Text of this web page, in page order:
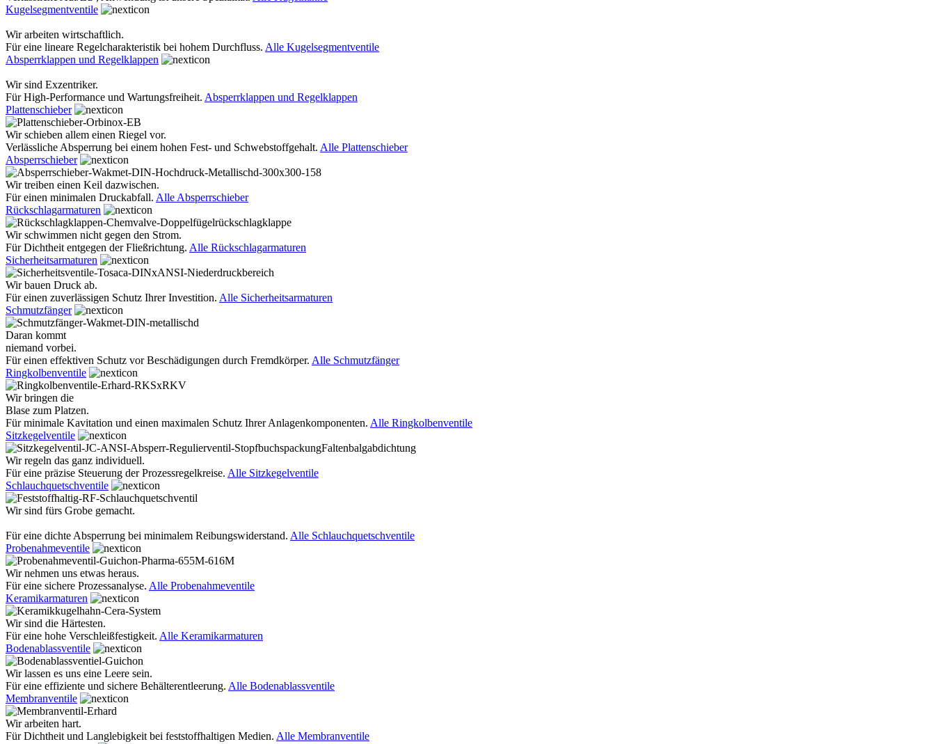
Kugelsegmentventile
Wir arbeiten wirtschaftlich.
Für eine lineare Regelcharakteristik bei hohem Durchfluss. Alle Kugelsegmentventile
Absperrklappen und Regelklappen
Wir sind Exzentriker.
Für High-Performance und Wartungsfreiheit. Absperrklappen und Regelklappen
Plattenschieber
Wir schieben allem einen Riegel vor.
Verlässliche Absperrung bei einem hohen Fest- und Schwebstoffgehalt. Alle Plattenschieber
Absperrschieber
Wir treiben einen Keil dazwischen.
Für einen minimalen Druckabfall. Alle Absperrschieber
Rückschlagarmaturen
Wir schwimmen nicht gegen den Strom.
Für Dichtheit entgegen der Fließrichtung. Alle Rückschlagarmaturen
Sicherheitsarmaturen
Wir bauen Druck ab.
Für einen zuverlässigen Schutz Ihrer Investition. Alle Sicherheitsarmaturen
Schmutzfänger
Daran kommt
niemand vorbei.
Für einen effektiven Schutz vor Beschädigungen durch Fremdkörper. Alle Schmutzfänger
Ringkolbenventile
Wir bringen die
Blase zum Platzen.
Für minimale Kavitation und einen maximalen Schutz Ihrer Anlagenkomponenten. Alle Ringkolbenventile
Sitzkegelventile
Wir regeln das ganz individuell.
Für eine präzise Steuerung der Prozessregelkreise. Alle Sitzkegelventile
Schlauchquetschventile
Wir sind fürs Grobe gemacht.
Für eine dichte Absperrung bei minimalem Reibungswiderstand. Alle Schlauchquetschventile
Probenahmeventile
Wir nehmen uns etwas heraus.
Für eine sichere Prozessanalyse. Alle Probenahmeventile
Keramikarmaturen
Wir sind die Härtesten.
Für eine hohe Verschleißfestigkeit. Alle Keramikarmaturen
Bodenablassventile
Wir lassen es uns eine Leere sein.
Für eine effiziente und sichere Behälterentleerung. Alle Bodenablassventile
Membranventile
Wir arbeiten hart.
Für Dichtheit und Langlebigkeit bei feststoffhaltigen Medien. Alle Membranventile